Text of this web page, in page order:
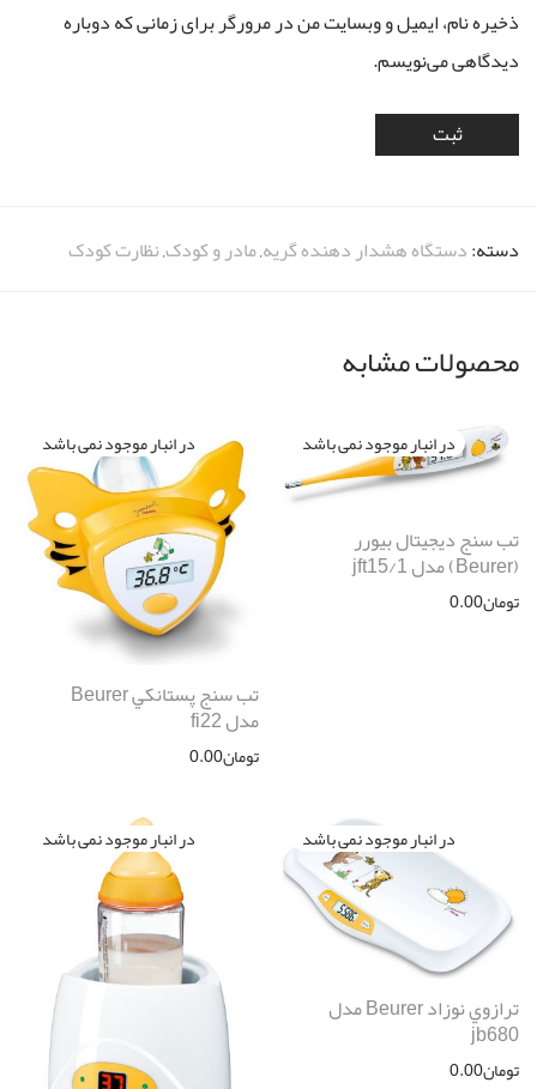
ذخیره نام، ایمیل و وبسایت من در مرورگر برای زمانی که دوباره
دیدگاهی می‌نویسم.
دسته:دستگاه هشدار دهنده گریه,مادر و کودک,نظارت کودک
محصولات مشابه
تب سنج ديجيتال بیورر
(Beurer) مدل jft15/1
تومان0.00
تب سنج پستانكي Beurer
مدل fi22
تومان0.00
ترازوي نوزاد Beurer مدل
jb680
تومان0.00